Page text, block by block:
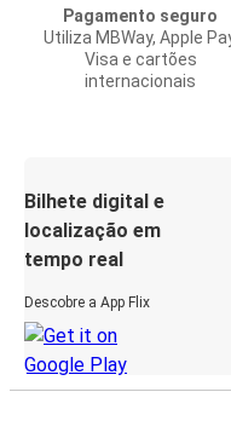
Pagamento seguro
Utiliza MBWay, Apple
Visa e cartões
internacionais
Bilhete digital e
localização em
tempo real
Descobre a App Flix